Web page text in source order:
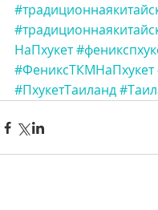
НаПхукет
#ФениксТКМНаПхукет
#ПхукетТаиланд